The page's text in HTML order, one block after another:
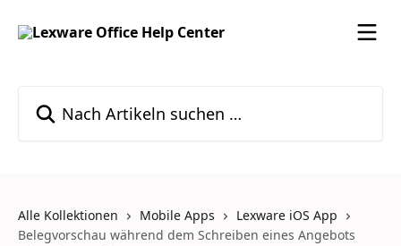
Alle Kollektionen Mobile Apps
Lexware iOS App
Belegvorschau während dem Schreiben eines Angebots